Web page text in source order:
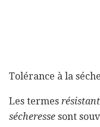
Tolérance à la
Les termes
sécheresse sont